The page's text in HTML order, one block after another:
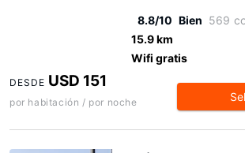
8.8/10 Bien 569
15.9 km
Wifi gratis
DESDE USD 151
por habitación / por noche